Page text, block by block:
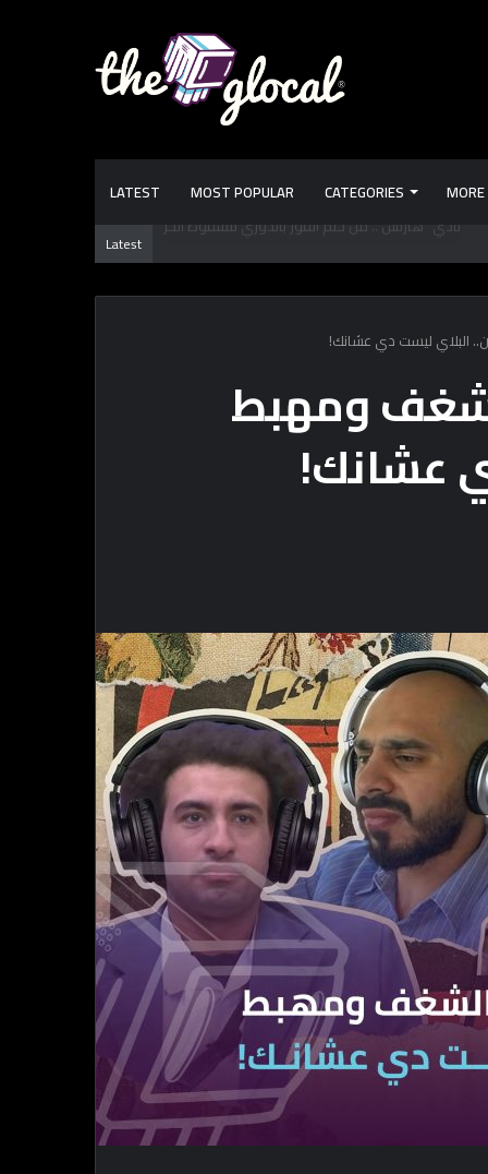
LATEST MOST POPULAR CATEGORIES MORE
Latest تعرفها عن طرابزون سبور.. فريق “محمد صـلاح” الجديد
البلاي ليست دي عشانك!
ومهبط
عشانك!